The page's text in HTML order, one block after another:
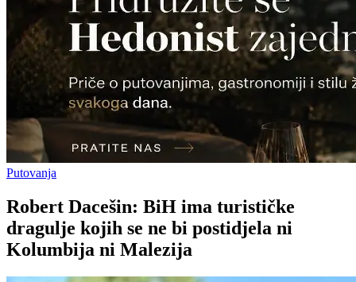
Putovanja
Robert Dacešin: BiH ima turističke
dragulje kojih se ne bi postidjela ni
Kolumbija ni Malezija